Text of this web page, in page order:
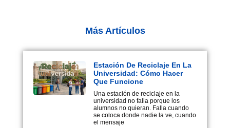
Más Artículos
Estación De Reciclaje En La
Universidad: Cómo Hacer
Que Funcione
Una estación de reciclaje en la
universidad no falla porque los
alumnos no quieran. Falla cuando
se coloca donde nadie la ve, cuando
el mensaje